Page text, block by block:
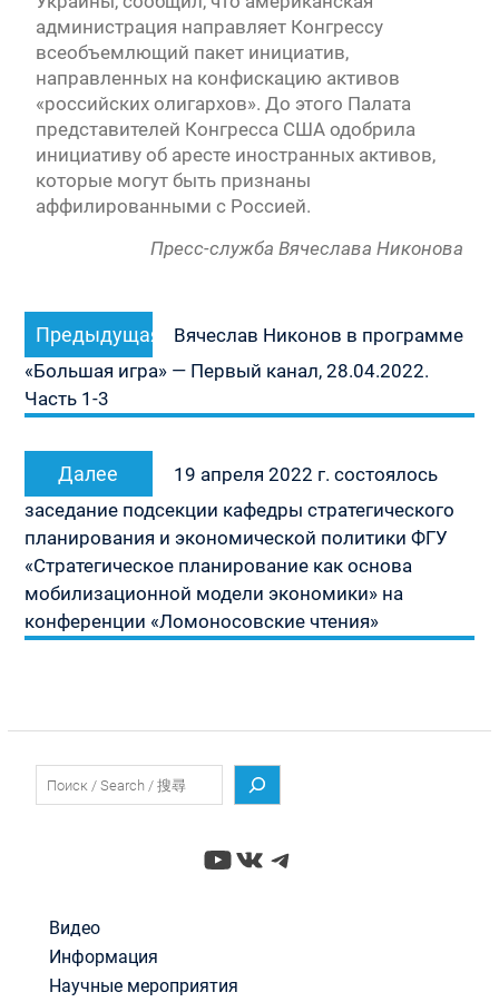
администрация направляет Конгрессу
всеобъемлющий пакет инициатив,
направленных на конфискацию активов
«российских олигархов». До этого Палата
представителей Конгресса США одобрила
инициативу об аресте иностранных активов,
которые могут быть признаны
аффилированными с Россией.
Пресс-служба Вячеслава Никонова
Навигация
по
записям
Предыдущая
запись:
Вячеслав Никонов в программе
«Большая игра» — Первый канал, 28.04.2022.
Часть 1-3
Далее
запись:
19 апреля 2022 г. состоялось
заседание подсекции кафедры стратегического
планирования и экономической политики ФГУ
«Стратегическое планирование как основа
мобилизационной модели экономики» на
конференции «Ломоносовские чтения»
YouTube
ВКонтакте
Telegram
Видео
Информация
Научные мероприятия